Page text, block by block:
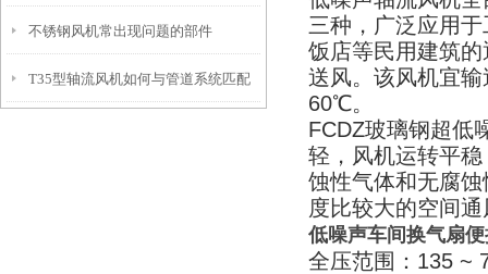
怎么选？
不锈钢风机常出现问题的部件
T35型轴流风机如何与管道系统匹配
三种，广泛应用
饭店等民用建筑
送风。该风机宜
60℃。
FCDZ玻璃钢超低
轻，风机运转平
蚀性气体和无腐
度比较大的空间
低噪声车间换气扇
全压范围： 135 ~